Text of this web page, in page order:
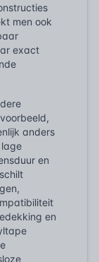
men ook
exact
anders
en
en